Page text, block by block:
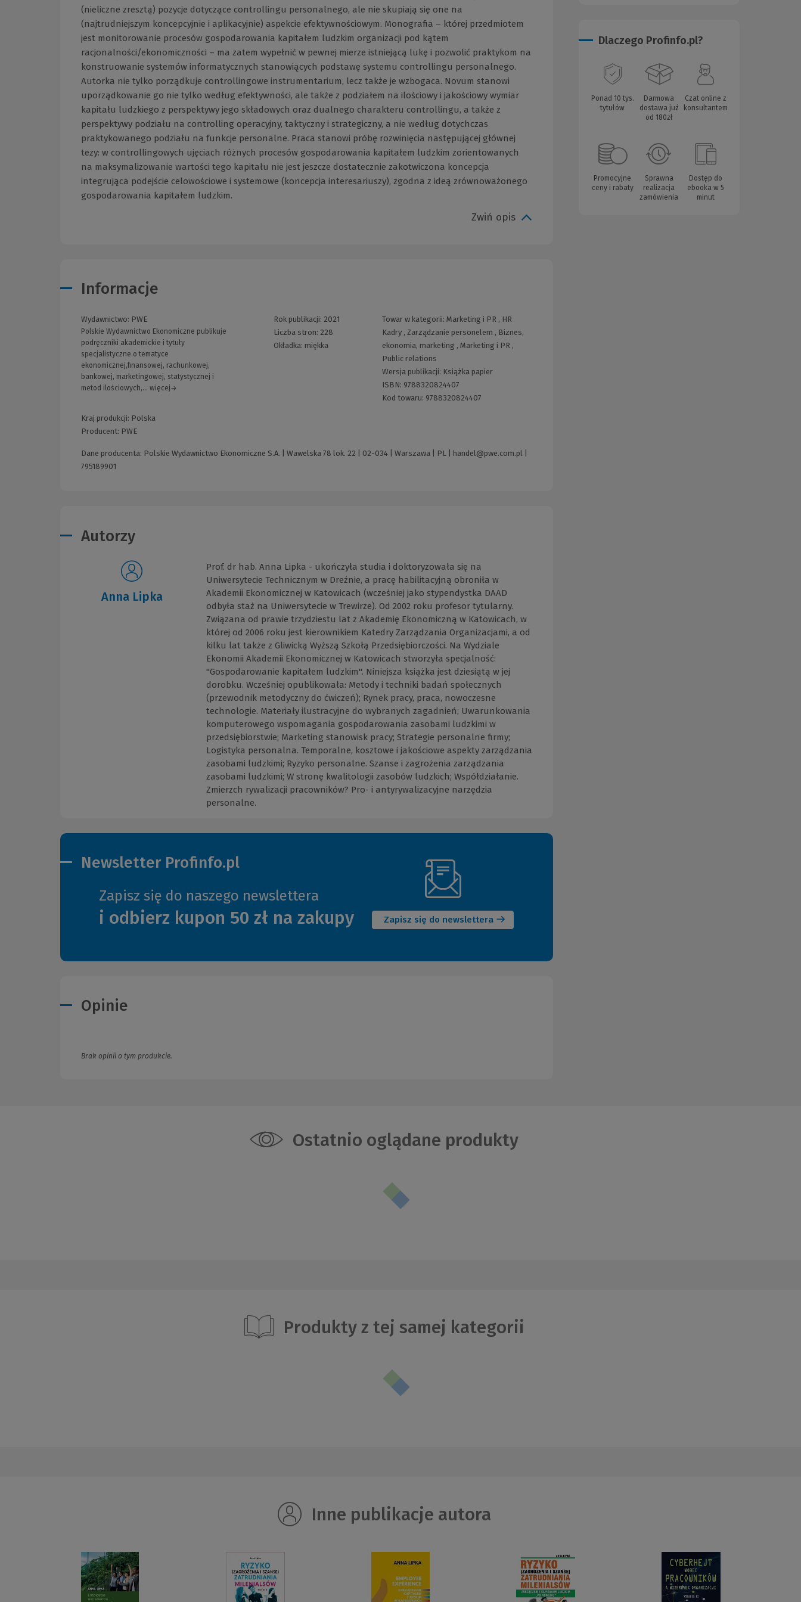
(nieliczne zresztą) pozycje dotyczące controllingu personalnego, ale nie skupiają się one na
(najtrudniejszym koncepcyjnie i aplikacyjnie) aspekcie efektywnościowym. Monografia – której przedmiotem
jest monitorowanie procesów gospodarowania kapitałem ludzkim organizacji pod kątem
racjonalności/ekonomiczności – ma zatem wypełnić w pewnej mierze istniejącą lukę i pozwolić praktykom na
konstruowanie systemów informatycznych stanowiących podstawę systemu controllingu personalnego.
Autorka nie tylko porządkuje controllingowe instrumentarium, lecz także je wzbogaca. Novum stanowi
uporządkowanie go nie tylko według efektywności, ale także z podziałem na ilościowy i jakościowy wymiar
kapitału ludzkiego z perspektywy jego składowych oraz dualnego charakteru controllingu, a także z
perspektywy podziału na controlling operacyjny, taktyczny i strategiczny, a nie według dotychczas
praktykowanego podziału na funkcje personalne. Praca stanowi próbę rozwinięcia następującej głównej
tezy: w controllingowych ujęciach różnych procesów gospodarowania kapitałem ludzkim zorientowanych
na maksymalizowanie wartości tego kapitału nie jest jeszcze dostatecznie zakotwiczona koncepcja
integrująca podejście celowościowe i systemowe (koncepcja interesariuszy), zgodna z ideą zrównoważonego
gospodarowania kapitałem ludzkim.
Zwiń opis
Informacje
Wydawnictwo: PWE
Polskie Wydawnictwo Ekonomiczne publikuje
podręczniki akademickie i tytuły
specjalistyczne o tematyce
ekonomicznej,finansowej, rachunkowej,
bankowej, marketingowej, statystycznej i
metod ilościowych,... więcej→
Kraj produkcji: Polska
Producent: PWE
Rok publikacji: 2021
Liczba stron: 228
Okładka: miękka
Towar w kategorii: Marketing i PR , HR
Kadry, Zarządzanie personelem , Biznes,
ekonomia, marketing , Marketing i PR ,
Public relations
Wersja publikacji: Książka papier
ISBN: 9788320824407
Kod towaru: 9788320824407
Dane producenta: Polskie Wydawnictwo Ekonomiczne S.A. | Wawelska 78 lok. 22 | 02-034 | Warszawa | PL | handel@pwe.com.pl
795189901
Autorzy
Anna Lipka
Prof. dr hab. Anna Lipka - ukończyła studia i doktoryzowała się na
Uniwersytecie Technicznym w Dreźnie, a pracę habilitacyjną obroniła w
Akademii Ekonomicznej w Katowicach (wcześniej jako stypendystka DAAD
odbyła staż na Uniwersytecie w Trewirze). Od 2002 roku profesor tytularny.
Związana od prawie trzydziestu lat z Akademię Ekonomiczną w Katowicach, w
której od 2006 roku jest kierownikiem Katedry Zarządzania Organizacjami, a od
kilku lat także z Gliwicką Wyższą Szkołą Przedsiębiorczości. Na Wydziale
Ekonomii Akademii Ekonomicznej w Katowicach stworzyła specjalność:
"Gospodarowanie kapitałem ludzkim". Niniejsza książka jest dziesiątą w jej
dorobku. Wcześniej opublikowała: Metody i techniki badań społecznych
(przewodnik metodyczny do ćwiczeń); Rynek pracy, praca, nowoczesne
technologie. Materiały ilustracyjne do wybranych zagadnień; Uwarunkowania
komputerowego wspomagania gospodarowania zasobami ludzkimi w
przedsiębiorstwie; Marketing stanowisk pracy; Strategie personalne firmy;
Logistyka personalna. Temporalne, kosztowe i jakościowe aspekty zarządzania
zasobami ludzkimi; Ryzyko personalne. Szanse i zagrożenia zarządzania
zasobami ludzkimi; W stronę kwalitologii zasobów ludzkich; Współdziałanie.
Zmierzch rywalizacji pracowników? Pro- i antyrywalizacyjne narzędzia
personalne.
Newsletter Profinfo.pl
Zapisz się do naszego newslettera
i odbierz kupon 50 zł na zakupy Zapisz się do newslettera
okno)
Opinie
Brak opinii o tym produkcie.
Dlaczego Profinfo.pl?
Ponad 10 tys.
tytułów
Darmowa
dostawa już
od 180zł
Czat online z
konsultantem
Promocyjne
ceny i rabaty
Sprawna
realizacja
zamówienia
Dostęp do
ebooka w 5
minut
Ostatnio oglądane produkty
Produkty z tej samej kategorii
Inne publikacje autora